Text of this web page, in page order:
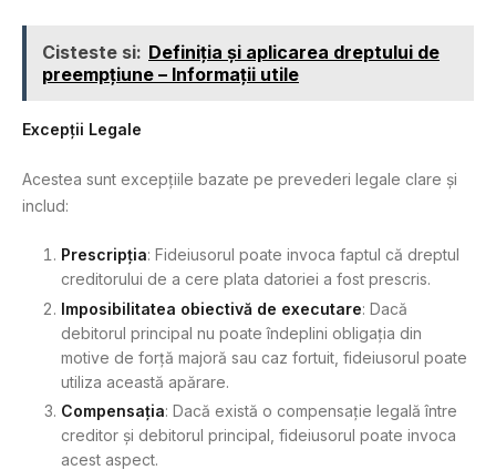
Cisteste si: Definiția și aplicarea dreptului de
preempțiune – Informații utile
Excepții Legale
Acestea sunt excepțiile bazate pe prevederi legale clare și
includ:
Prescripția: Fideiusorul poate invoca faptul că dreptul
creditorului de a cere plata datoriei a fost prescris.
Imposibilitatea obiectivă de executare: Dacă
debitorul principal nu poate îndeplini obligația din
motive de forță majoră sau caz fortuit, fideiusorul poate
utiliza această apărare.
Compensația: Dacă există o compensație legală între
creditor și debitorul principal, fideiusorul poate invoca
acest aspect.